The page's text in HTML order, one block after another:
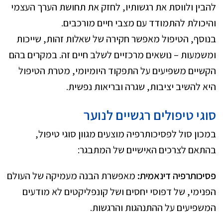
להבין ולווסת את רגשותיו, לחזק את תחושת הערך העצמי
והיכולת להתמודד עם מצבי חיים מורכבים.
בנוסף, הטיפול מאפשר חקירה של שאלות זהות, שייכות
ומשמעות – נושאים מרכזיים לשלב חיים זה. במקרים בהם
הקשיים משפיעים על התפקוד היומיומי, מטרת הטיפול
היא להשיב יציבות, שגרה ובריאות נפשית.
סוגי טיפולים רגשיים לנוער
במכון סול לפסיכותרפיה מוצעים מגוון סוגי טיפול,
בהתאם לצרכים האישיים של המתבגר:
פסיכותרפיה דינאמית: מאפשרת הבנה מעמיקה של העולם
הפנימי, של דפוסי יחסים ושל קונפליקטים לא מודעים
המשפיעים על ההתנהגות והרגשות.